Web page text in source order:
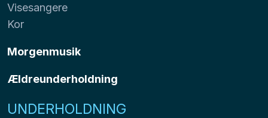
Visesangere
Kor
Morgenmusik
Ældreunderholdning
UNDERHOLDNING